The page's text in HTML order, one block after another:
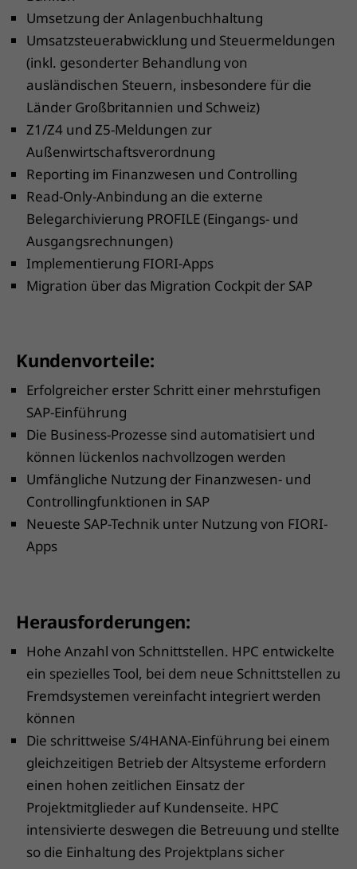
Umsetzung der Anlagenbuchhaltung
Umsatzsteuerabwicklung und Steuermeldungen
(inkl. gesonderter Behandlung von
ausländischen Steuern, insbesondere für die
Länder Großbritannien und Schweiz)
Z1/Z4 und Z5-Meldungen zur
Außenwirtschaftsverordnung
Reporting im Finanzwesen und Controlling
Read-Only-Anbindung an die externe
Belegarchivierung PROFILE (Eingangs- und
Ausgangsrechnungen)
Implementierung FIORI-Apps
Migration über das Migration Cockpit der SAP
Kundenvorteile:
Erfolgreicher erster Schritt einer mehrstufigen
SAP-Einführung
Die Business-Prozesse sind automatisiert und
können lückenlos nachvollzogen werden
Umfängliche Nutzung der Finanzwesen- und
Controllingfunktionen in SAP
Neueste SAP-Technik unter Nutzung von FIORI-
Apps
Herausforderungen:
Hohe Anzahl von Schnittstellen. HPC entwickelte
ein spezielles Tool, bei dem neue Schnittstellen zu
Fremdsystemen vereinfacht integriert werden
können
Die schrittweise S/4HANA-Einführung bei einem
gleichzeitigen Betrieb der Altsysteme erfordern
einen hohen zeitlichen Einsatz der
Projektmitglieder auf Kundenseite. HPC
intensivierte deswegen die Betreuung und stellte
so die Einhaltung des Projektplans sicher